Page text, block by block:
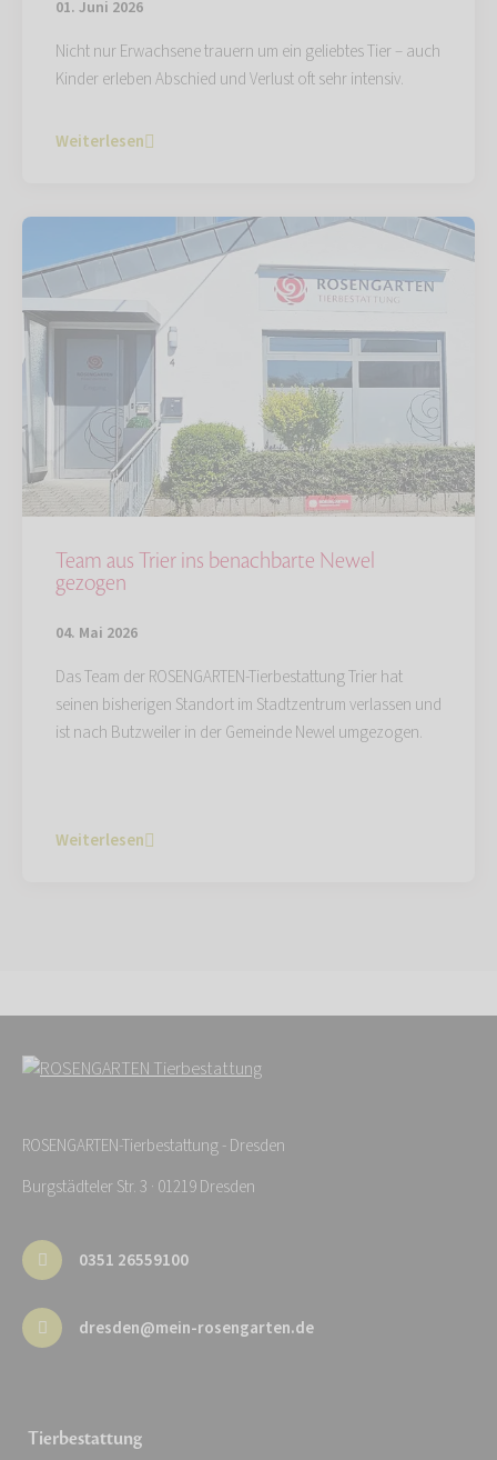
01. Juni 2026
Nicht nur Erwachsene trauern um ein geliebtes Tier – auch
Kinder erleben Abschied und Verlust oft sehr intensiv.
Weiterlesen
Team aus Trier ins benachbarte Newel
gezogen
04. Mai 2026
Das Team der ROSENGARTEN-Tierbestattung Trier hat
seinen bisherigen Standort im Stadtzentrum verlassen und
ist nach Butzweiler in der Gemeinde Newel umgezogen.
Weiterlesen
ROSENGARTEN-Tierbestattung - Dresden
Burgstädteler Str. 3 · 01219 Dresden
0351 26559100
dresden@mein-rosengarten.de
Tierbestattung